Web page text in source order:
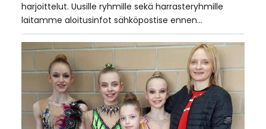
harjoittelut. Uusille ryhmille sekä harrasteryhmille
laitamme aloitusinfot sähköpostise ennen…